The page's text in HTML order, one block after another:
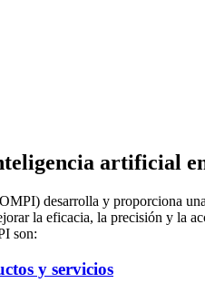
artificial
desarrolla y proporciona
la eficacia, la precisión y la
son:
y servicios